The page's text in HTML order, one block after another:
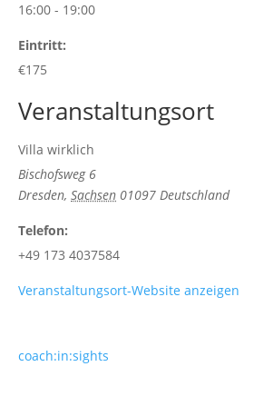
16:00 - 19:00
Eintritt:
€175
Veranstaltungsort
Villa wirklich
Bischofsweg 6
Dresden, Sachsen 01097 Deutschland
Telefon:
+49 173 4037584
Veranstaltungsort-Website anzeigen
coach:in:sights